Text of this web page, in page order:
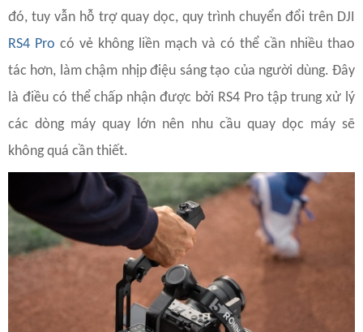
đó, tuy vẫn hỗ trợ quay dọc, quy trình chuyển đổi trên DJI
RS4 Pro có vẻ không liền mạch và có thể cần nhiều thao
tác hơn, làm chậm nhịp điệu sáng tạo của người dùng. Đây
là điều có thể chấp nhận được bởi RS4 Pro tập trung xử lý
các dòng máy quay lớn nên nhu cầu quay dọc máy sẽ
không quá cần thiết.